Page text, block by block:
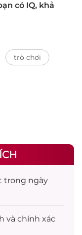
có IQ, khả
trò chơi
trong ngày
và chính xác